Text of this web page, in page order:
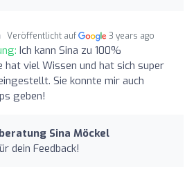
Veröffentlicht auf 3 years ago
Ich kann Sina zu 100%
hat viel Wissen und hat sich super
Sie konnte mir auch
geben!
Sina Möckel
dein Feedback!